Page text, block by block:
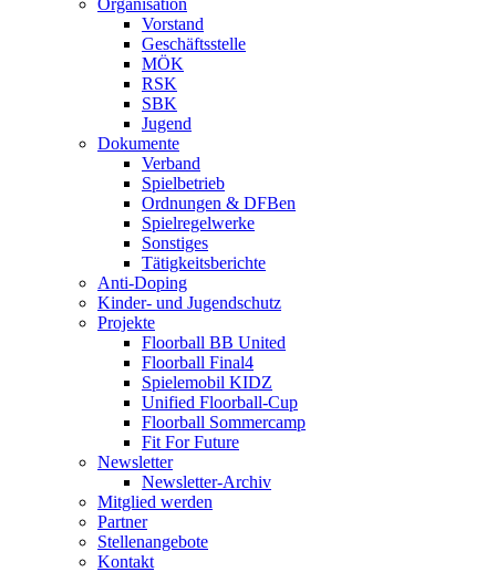
Organisation
Vorstand
Geschäftsstelle
MÖK
RSK
SBK
Jugend
Dokumente
Verband
Spielbetrieb
Ordnungen & DFBen
Spielregelwerke
Sonstiges
Tätigkeitsberichte
Anti-Doping
Kinder- und Jugendschutz
Projekte
Floorball BB United
Floorball Final4
Spielemobil KIDZ
Unified Floorball-Cup
Floorball Sommercamp
Fit For Future
Newsletter
Newsletter-Archiv
Mitglied werden
Partner
Stellenangebote
Kontakt